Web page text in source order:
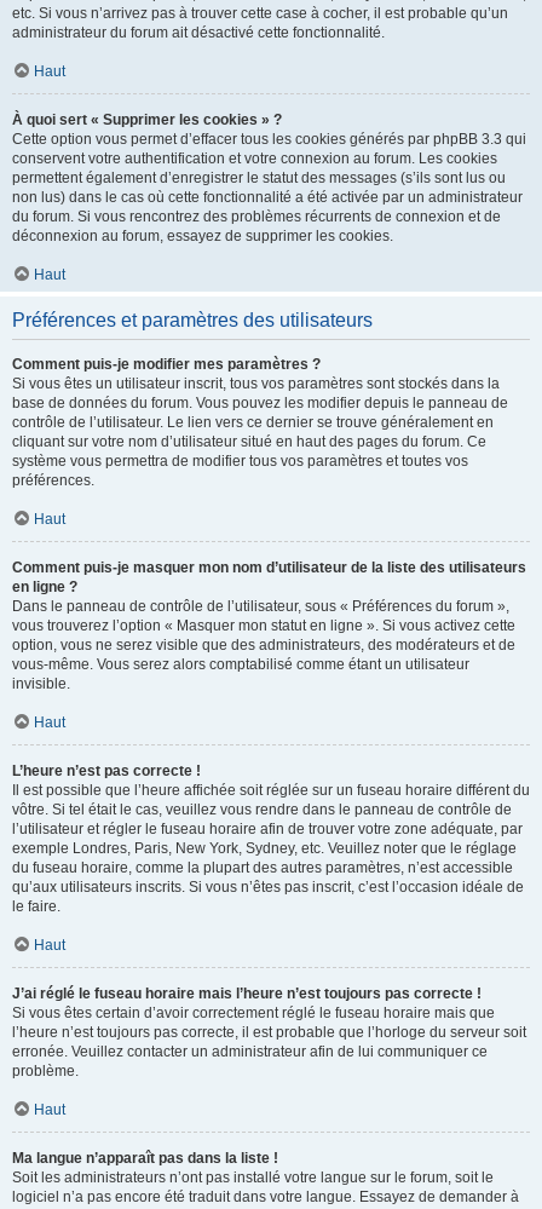
etc. Si vous n’arrivez pas à trouver cette case à cocher, il est probable qu’un
administrateur du forum ait désactivé cette fonctionnalité.
Haut
À quoi sert « Supprimer les cookies » ?
Cette option vous permet d’effacer tous les cookies générés par phpBB 3.3 qui
conservent votre authentification et votre connexion au forum. Les cookies
permettent également d’enregistrer le statut des messages (s’ils sont lus ou
non lus) dans le cas où cette fonctionnalité a été activée par un administrateur
du forum. Si vous rencontrez des problèmes récurrents de connexion et de
déconnexion au forum, essayez de supprimer les cookies.
Haut
Préférences et paramètres des utilisateurs
Comment puis-je modifier mes paramètres ?
Si vous êtes un utilisateur inscrit, tous vos paramètres sont stockés dans la
base de données du forum. Vous pouvez les modifier depuis le panneau de
contrôle de l’utilisateur. Le lien vers ce dernier se trouve généralement en
cliquant sur votre nom d’utilisateur situé en haut des pages du forum. Ce
système vous permettra de modifier tous vos paramètres et toutes vos
préférences.
Haut
Comment puis-je masquer mon nom d’utilisateur de la liste des utilisateurs
en ligne ?
Dans le panneau de contrôle de l’utilisateur, sous « Préférences du forum »,
vous trouverez l’option « Masquer mon statut en ligne ». Si vous activez cette
option, vous ne serez visible que des administrateurs, des modérateurs et de
vous-même. Vous serez alors comptabilisé comme étant un utilisateur
invisible.
Haut
L’heure n’est pas correcte !
Il est possible que l’heure affichée soit réglée sur un fuseau horaire différent du
vôtre. Si tel était le cas, veuillez vous rendre dans le panneau de contrôle de
l’utilisateur et régler le fuseau horaire afin de trouver votre zone adéquate, par
exemple Londres, Paris, New York, Sydney, etc. Veuillez noter que le réglage
du fuseau horaire, comme la plupart des autres paramètres, n’est accessible
qu’aux utilisateurs inscrits. Si vous n’êtes pas inscrit, c’est l’occasion idéale de
le faire.
Haut
J’ai réglé le fuseau horaire mais l’heure n’est toujours pas correcte !
Si vous êtes certain d’avoir correctement réglé le fuseau horaire mais que
l’heure n’est toujours pas correcte, il est probable que l’horloge du serveur soit
erronée. Veuillez contacter un administrateur afin de lui communiquer ce
problème.
Haut
Ma langue n’apparaît pas dans la liste !
Soit les administrateurs n’ont pas installé votre langue sur le forum, soit le
logiciel n’a pas encore été traduit dans votre langue. Essayez de demander à